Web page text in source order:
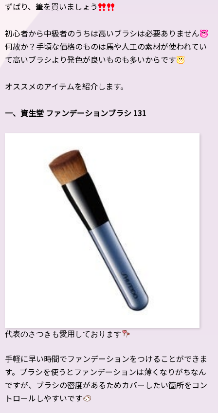
ずばり、筆を買いましょう
初心者から中級者のうちは高いブラシは必要ありません
何故か？手頃な価格のものは馬や人工の素材が使われてい
て高いブラシより発色が良いものも多いからです
オススメのアイテムを紹介します。
一、資生堂 ファンデーションブラシ 131
代表のさつきも愛用しております
手軽に早い時間でファンデーションをつけることができま
す。ブラシを使うとファンデーションは薄くなりがちなん
ですが、ブラシの密度があるためカバーしたい箇所をコン
トロールしやすいです